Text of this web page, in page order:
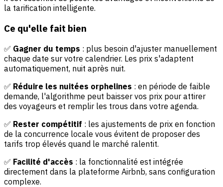
la tarification intelligente.
Ce qu'elle fait bien
✅ Gagner du temps : plus besoin d'ajuster manuellement
chaque date sur votre calendrier. Les prix s'adaptent
automatiquement, nuit après nuit.
✅ Réduire les nuitées orphelines : en période de faible
demande, l'algorithme peut baisser vos prix pour attirer
des voyageurs et remplir les trous dans votre agenda.
✅ Rester compétitif : les ajustements de prix en fonction
de la concurrence locale vous évitent de proposer des
tarifs trop élevés quand le marché ralentit.
✅ Facilité d'accès : la fonctionnalité est intégrée
directement dans la plateforme Airbnb, sans configuration
complexe.